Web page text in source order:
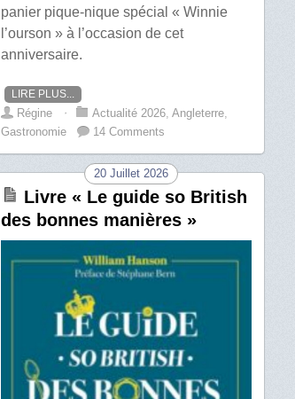
panier pique-nique spécial « Winnie
l’ourson » à l’occasion de cet
anniversaire.
LIRE PLUS...
Régine ⋅ Actualité 2026, Angleterre,
Gastronomie
14 Comments
20 Juillet 2026
Livre « Le guide so British
des bonnes manières »